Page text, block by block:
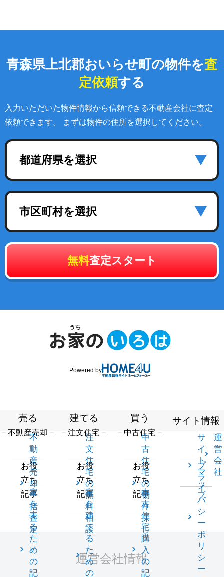
青森県上北郡おいらせ町の物件を査
定依頼する
入力いただいた物件情報から信頼できる不動産会社に査定
依頼できます。 まずは物件の住所を選択してください。
都道府県を選択
市区町村を選択
無料査定スタート
Powered by
売る
－不動産売却－
不
動
産
売
却
一
括
査
定
お役
立ち
記事
家
を
売
る
た
め
の
記
建てる
－注文住宅－
注
文
住
宅
の
無
料
相
談
お役
立ち
記事
家
を
建
て
る
た
め
の
買う
－中古住宅－
中
古
住
宅
の
物
件
探
し
お役
立ち
記事
中
古
住
宅
購
入
の
記
サイト情報
サ
イ
ト
マ
ッ
プ
運
営
会
社
プ
ラ
イ
バ
シ
ー
ポ
リ
シ
ー
運営会社情報